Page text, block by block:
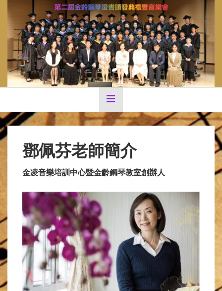
Main
Content
Navigation
鄧佩芬老師簡介
金凌音樂培訓中心暨金齡鋼琴教室創辦人